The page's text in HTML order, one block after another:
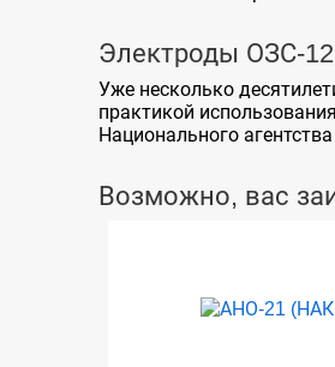
Электроды ОЗС-
Уже несколько
практикой
Национального
Возможно, вас